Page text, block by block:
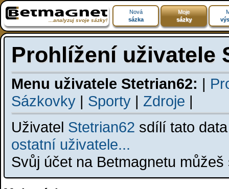
...analyzuj svoje sázky!
Nová
sázka
Moje
sázky
Prohlížení uživatele
Menu uživatele Stetrian62: |
Sázkovky | Sporty | Zdroje |
Uživatel Stetrian62 sdílí tato
ostatní uživatele...
Svůj účet na Betmagnetu